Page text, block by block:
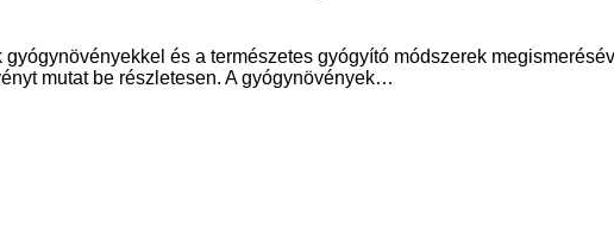
és a természetes gyógyító módszerek
mutat be részletesen. A gyógynövények…